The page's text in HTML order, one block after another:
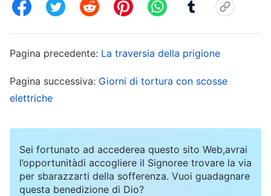
arresterà?” Quella notte non riuscivo a dormire e
quattro agenti di polizia hanno improvvisamente
fatto irruzione in casa mia. Hanno mostrato un
una credente in Dio Onnipotente. Perquisiremo
casa tua!” Poi si sono divisi e hanno iniziato a
setacciare la casa. L’hanno messa sottosopra.
Pagina precedente: La traversia della prigione
Pagina successiva: Giorni di tortura con scosse
elettriche
Sei fortunato ad accederea questo sito Web,avrai
l’opportunitàdi accogliere il Signoree trovare la via
per sbarazzarti della sofferenza. Vuoi guadagnare
questa benedizione di Dio?